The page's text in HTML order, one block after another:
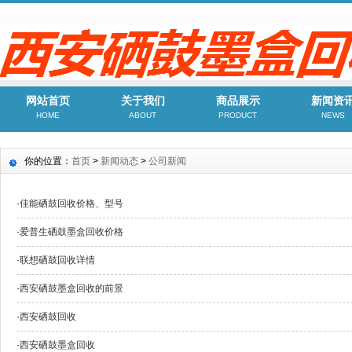
网站首页
HOME
关于我们
ABOUT
商品展示
PRODUCT
新闻资
NEWS
你的位置： 首页 > 新闻动态 > 公司新闻
·佳能硒鼓回收价格、型号
·爱普生硒鼓墨盒回收价格
·联想硒鼓回收详情
·西安硒鼓墨盒回收的前景
·西安硒鼓回收
·西安硒鼓墨盒回收